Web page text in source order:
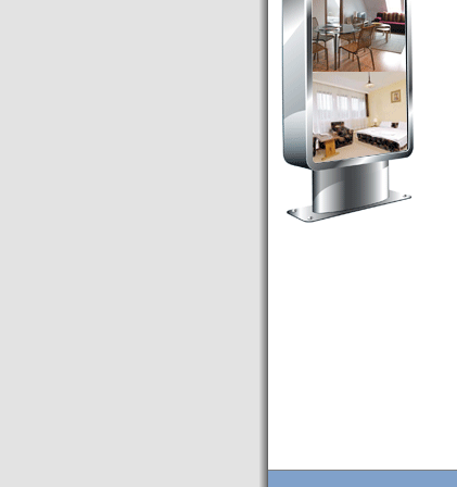
Budapest’.
- Hoteles en BUDAPEST:
Resultados octubre de 2016,
subida del 15% ocupación y
del 25,6% en el RevPar
- Nuevo Hotel en Budapest
bajo la marca Exe Hotusa
- Transfer Aeropuerto de
BUDAPEST